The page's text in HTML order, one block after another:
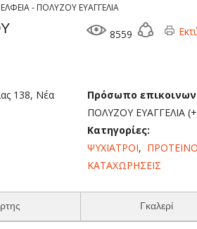
- ΠΟΛΥΖΟΥ ΕΥΑΓΓΕΛΙΑ
8559
138, Νέα
Πρόσωπο
ΠΟΛΥΖΟΥ ΕΥΑΓΓΕΛΙΑ
Κατηγορίες:
ΨΥΧΙΑΤΡΟΙ,
ΚΑΤΑΧΩΡΗΣΕΙΣ
Γκαλερί